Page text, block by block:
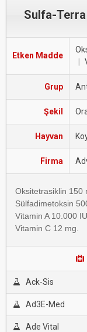
Sulfa-Terra
Etken Madde
Grup
Şekil
Hayvan
Firma
Oksitetrasiklin 150
Sülfadimetoksin
Vitamin A 10.000 IU
Vitamin C 12 mg.
Ack-Sis
Ad3E-Med
Ade Vital